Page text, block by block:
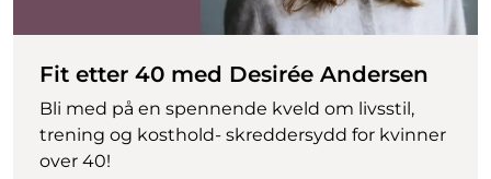
Fit etter 40 med Desirée Andersen
Bli med på en spennende kveld om livsstil,
trening og kosthold- skreddersydd for kvinner
over 40!